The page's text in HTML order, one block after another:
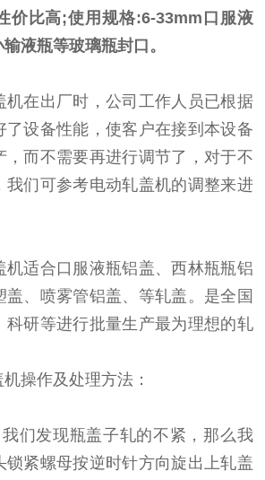
价比高;使用规格:6-33mm口服液
液瓶等玻璃瓶封口。
在出厂时，公司工作人员已根据
了设备性能，使客户在接到本设备
，而不需要再进行调节了，对于不
我们可参考电动轧盖机的调整来进
适合口服液瓶铝盖、西林瓶瓶铝
盖、喷雾管铝盖、等轧盖。是全国
科研等进行批量生产最为理想的轧
作及处理方法：
发现瓶盖子轧的不紧，那么我
锁紧螺母按逆时针方向旋出上轧盖